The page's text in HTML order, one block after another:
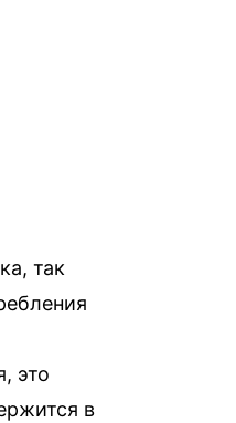
так
это
в